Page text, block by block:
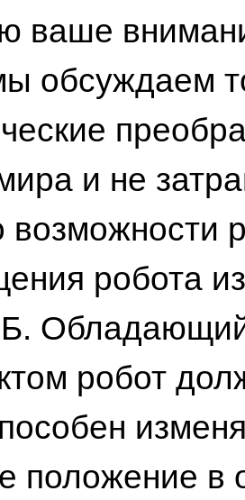
ваше
обсуждаем
и не
возможности
робота
Б.
робот
положение в